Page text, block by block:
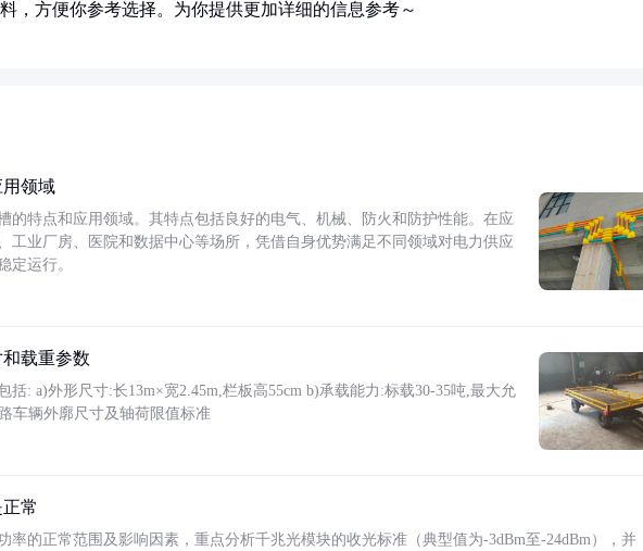
，方便你参考选择。为你提供更加详细的信息参考～
领域
的特点和应用领域。其特点包括良好的电气、机械、防火和防护性能。在应
工业厂房、医院和数据中心等场所，凭借自身优势满足不同领域对电力供应
定运行。
载重参数
括: a)外形尺寸:长13m×宽2.45m,栏板高55cm b)承载能力:标载30-35吨,最大允
车辆外廓尺寸及轴荷限值标准
常
率的正常范围及影响因素，重点分析千兆光模块的收光标准（典型值为-3dBm至-24dBm），并